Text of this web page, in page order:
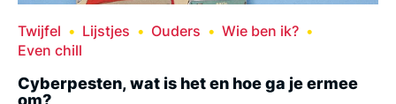
Twijfel Lijstjes Ouders
Wie ben ik?
Even chill
Cyberpesten, wat is het en hoe ga je ermee
om?